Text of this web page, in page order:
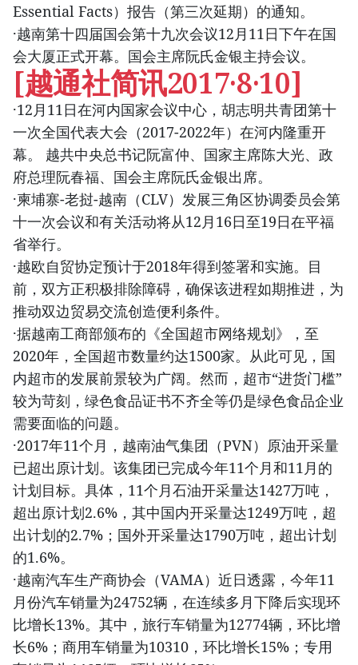
Essential Facts）报告（第三次延期）的通知。
·越南第十四届国会第十九次会议12月11日下午在国
会大厦正式开幕。国会主席阮氏金银主持会议。
[越通社简讯2017·8·10]
·12月11日在河内国家会议中心，胡志明共青团第十
一次全国代表大会（2017-2022年）在河内隆重开
幕。 越共中央总书记阮富仲、国家主席陈大光、政
府总理阮春福、国会主席阮氏金银出席。
·柬埔寨-老挝-越南（CLV）发展三角区协调委员会第
十一次会议和有关活动将从12月16日至19日在平福
省举行。
·越欧自贸协定预计于2018年得到签署和实施。目
前，双方正积极排除障碍，确保该进程如期推进，为
推动双边贸易交流创造便利条件。
·据越南工商部颁布的《全国超市网络规划》，至
2020年，全国超市数量约达1500家。从此可见，国
内超市的发展前景较为广阔。然而，超市“进货门槛”
较为苛刻，绿色食品证书不齐全等仍是绿色食品企业
需要面临的问题。
·2017年11个月，越南油气集团（PVN）原油开采量
已超出原计划。该集团已完成今年11个月和11月的
计划目标。具体，11个月石油开采量达1427万吨，
超出原计划2.6%，其中国内开采量达1249万吨，超
出计划的2.7%；国外开采量达1790万吨，超出计划
的1.6%。
·越南汽车生产商协会（VAMA）近日透露，今年11
月份汽车销量为24752辆，在连续多月下降后实现环
比增长13%。其中，旅行车销量为12774辆，环比增
长6%；商用车销量为10310，环比增长15%；专用